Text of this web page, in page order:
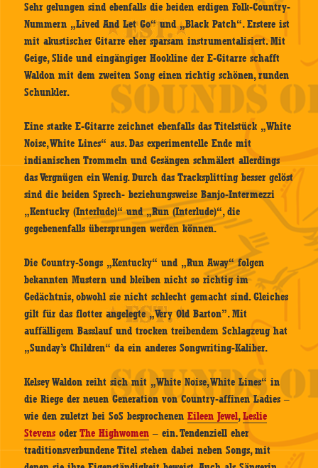
Sehr gelungen sind ebenfalls die beiden erdigen Folk-Country-
Nummern „Lived And Let Go“ und „Black Patch“. Erstere ist
mit akustischer Gitarre eher sparsam instrumentalisiert. Mit
Geige, Slide und eingängiger Hookline der E-Gitarre schafft
Waldon mit dem zweiten Song einen richtig schönen, runden
Schunkler.
Eine starke E-Gitarre zeichnet ebenfalls das Titelstück „White
Noise, White Lines“ aus. Das experimentelle Ende mit
indianischen Trommeln und Gesängen schmälert allerdings
das Vergnügen ein Wenig. Durch das Tracksplitting besser gelöst
sind die beiden Sprech- beziehungsweise Banjo-Intermezzi
„Kentucky (Interlude)“ und „Run (Interlude)“, die
gegebenenfalls übersprungen werden können.
Die Country-Songs „Kentucky“ und „Run Away“ folgen
bekannten Mustern und bleiben nicht so richtig im
Gedächtnis, obwohl sie nicht schlecht gemacht sind. Gleiches
gilt für das flotter angelegte „Very Old Barton”. Mit
auffälligem Basslauf und trocken treibendem Schlagzeug hat
„Sunday’s Children“ da ein anderes Songwriting-Kaliber.
Kelsey Waldon reiht sich mit „White Noise, White Lines“ in
die Riege der neuen Generation von Country-affinen Ladies –
wie den zuletzt bei SoS besprochenenEileen Jewel,Leslie
Stevens oderThe Highwomen – ein. Tendenziell eher
traditionsverbundene Titel stehen dabei neben Songs, mit